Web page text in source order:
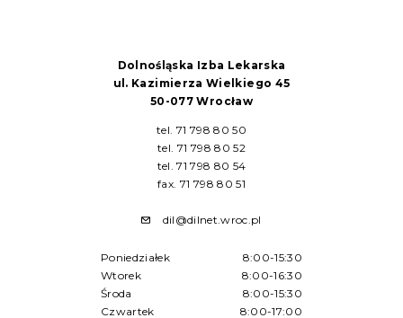
Dolnośląska Izba Lekarska
ul. Kazimierza Wielkiego 45
50-077 Wrocław
tel. 71 798 80 50
tel. 71 798 80 52
tel. 71 798 80 54
fax. 71 798 80 51
dil@dilnet.wroc.pl
Poniedziałek
8:00-15:30
Wtorek
8:00-16:30
Środa
8:00-15:30
Czwartek
8:00-17:00